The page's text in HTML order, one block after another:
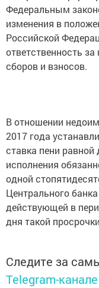
Федеральным
изменения в
Российской
ответственность
сборов и взносов.
В отношении
2017 года
ставка пени равной
исполнения
одной
Центрального
действующей в
дня такой
Следите за
Telegram-канале